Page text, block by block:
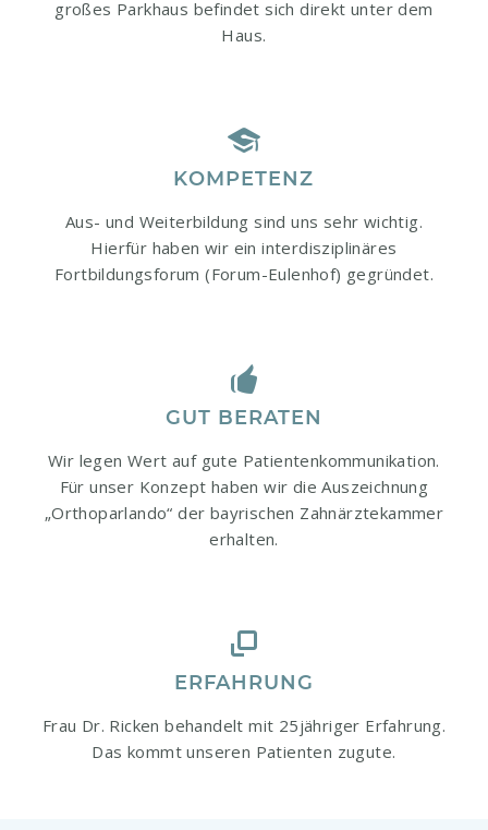
großes Parkhaus befindet sich direkt unter dem
Haus.
KOMPETENZ
Aus- und Weiterbildung sind uns sehr wichtig.
Hierfür haben wir ein interdisziplinäres
Fortbildungsforum (Forum-Eulenhof) gegründet.
GUT BERATEN
Wir legen Wert auf gute Patientenkommunikation.
Für unser Konzept haben wir die Auszeichnung
„Orthoparlando“ der bayrischen Zahnärztekammer
erhalten.
ERFAHRUNG
Frau Dr. Ricken behandelt mit 25jähriger Erfahrung.
Das kommt unseren Patienten zugute.